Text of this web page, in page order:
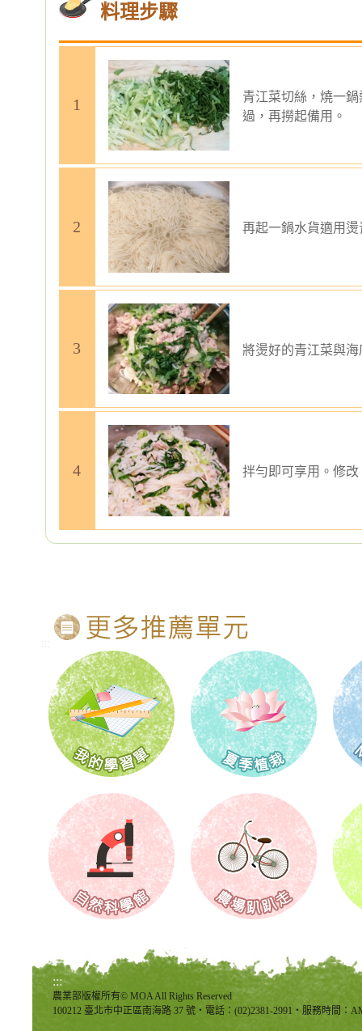
料理步驟
青江菜切絲，燒一
過，再撈起備用。
再起一鍋水貨適用
將燙好的青江菜與
拌勻即可享用。修改
:::
農業部版權所有© MOA All Rights Reserved
100212 臺北市中正區南海路 37 號‧電話：(02)2381-2991‧服務時間：